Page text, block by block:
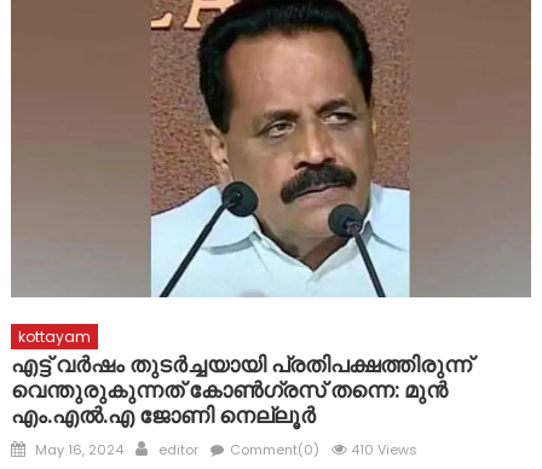
മാലാഖയായി എത്തിയത് മാർ സ്ലീവാ മെഡിസിറ്റിയിലെ നഴ്സ് !
പ്രളയബാധിത പൂഞ്ഞാർ തെക്കേക്കരയെ അവഗണിച്ച
പൊതുമരാമത്ത് മന്ത്രി പി.കെ. ബഷീറിന്റെ നടപടി
പ്രതിഷേധാർഹം ബി ജെ പി
ഈരാറ്റുപേട്ട-വാഗമൺ റോഡിലെ രാത്രികാല യാത്രയ്ക്കും
വിനോദസഞ്ചാരകേന്ദ്രങ്ങലേയ്ക്കുള്ള പ്രവേശനത്തിനും
kottayam
എട്ട് വർഷം തുടർച്ചയായി പ്രതിപക്ഷത്തിരുന്ന്
വെന്തുരുകുന്നത് കോൺഗ്രസ് തന്നെ: മുൻ
എം.എൽ.എ ജോണി നെല്ലൂർ
Posted
May 16, 2024 Author
editor Comment(0) 410 Views